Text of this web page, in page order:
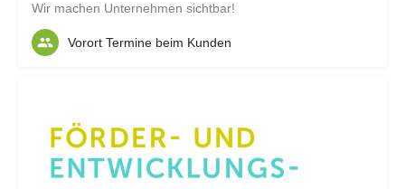
Wir machen Unternehmen sichtbar!
Vorort Termine beim Kunden